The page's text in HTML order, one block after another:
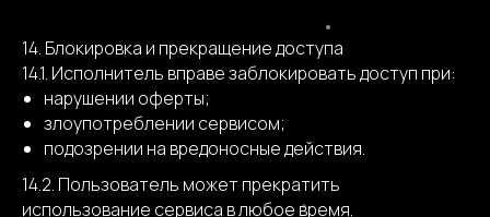
14. Блокировка и прекращение доступа
14.1. Исполнитель вправе заблокировать доступ при:
нарушении оферты;
злоупотреблении сервисом;
подозрении на вредоносные действия.
14.2. Пользователь может прекратить
использование сервиса в любое время.